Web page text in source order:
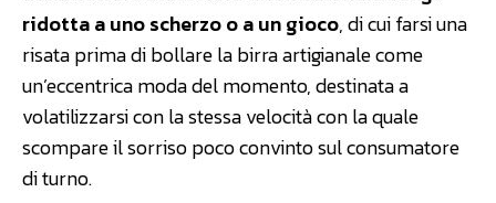
ridotta a uno scherzo o a un gioco, di cui farsi una
risata prima di bollare la birra artigianale come
un’eccentrica moda del momento, destinata a
volatilizzarsi con la stessa velocità con la quale
scompare il sorriso poco convinto sul consumatore
di turno.